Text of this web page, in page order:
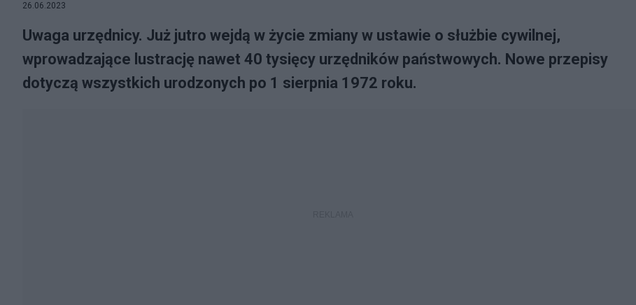
26.06.2023
Uwaga urzędnicy. Już jutro wejdą w życie zmiany w ustawie o służbie cywilnej,
wprowadzające lustrację nawet 40 tysięcy urzędników państwowych. Nowe przepisy
dotyczą wszystkich urodzonych po 1 sierpnia 1972 roku.